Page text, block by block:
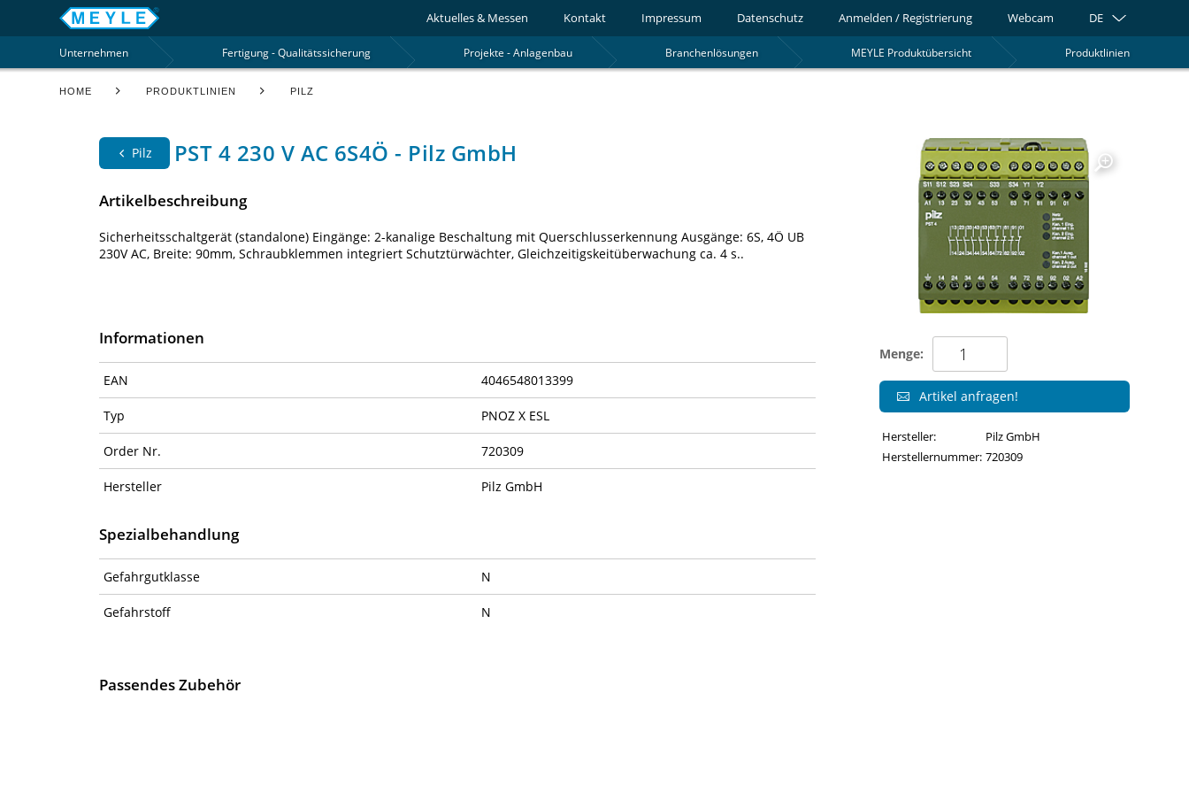
Aktuelles & Messen Kontakt Impressum Datenschutz Anmelden / Registrierung Webcam DE
Produktlinien
MEYLE Produktübersicht
Branchenlösungen
Projekte - Anlagenbau
Fertigung - Qualitätssicherung
Unternehmen
HOME PRODUKTLINIEN PILZ
Pilz PST 4 230 V AC 6S4Ö - Pilz GmbH
Artikelbeschreibung
Sicherheitsschaltgerät (standalone) Eingänge: 2-kanalige Beschaltung mit Querschlusserkennung Ausgänge: 6S, 4Ö UB
230V AC, Breite: 90mm, Schraubklemmen integriert Schutztürwächter, Gleichzeitigskeitüberwachung ca. 4 s..
Informationen
EAN 4046548013399
Typ PNOZ X ESL
Order Nr. 720309
Hersteller Pilz GmbH
Spezialbehandlung
Gefahrgutklasse N
Gefahrstoff N
Passendes Zubehör
Menge:
Artikel anfragen!
Hersteller:
Pilz GmbH
Herstellernummer: 720309